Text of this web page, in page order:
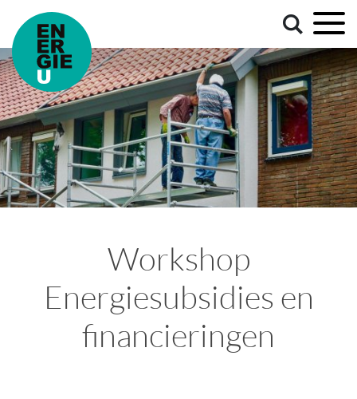
Workshop
Energiesubsidies en
financieringen